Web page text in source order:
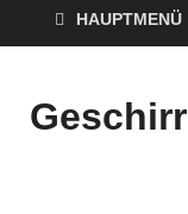
HAUPTMENÜ
Geschirr